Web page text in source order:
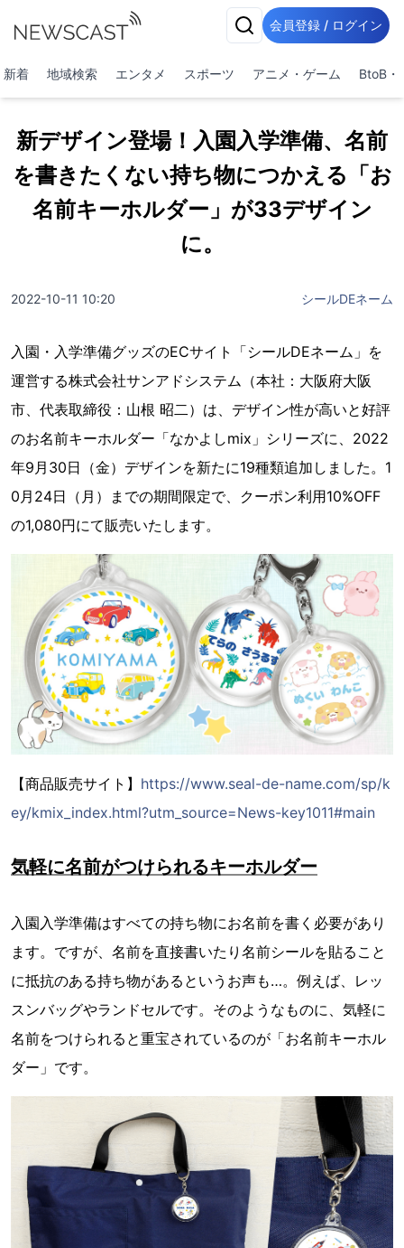
会員登録 / ログイン
新着 地域検索 エンタメ スポーツ アニメ・ゲーム BtoB・
新デザイン登場！入園入学準備、名前
を書きたくない持ち物につかえる「お
名前キーホルダー」が33デザイン
に。
2022-10-11 10:20 シールDEネーム
入園・入学準備グッズのECサイト「シールDEネーム」を
運営する株式会社サンアドシステム（本社：大阪府大阪
市、代表取締役：山根 昭二）は、デザイン性が高いと好評
のお名前キーホルダー「なかよしmix」シリーズに、2022
年9月30日（金）デザインを新たに19種類追加しました。1
0月24日（月）までの期間限定で、クーポン利用10%OFF
の1,080円にて販売いたします。
【商品販売サイト】 https://www.seal-de-name.com/sp/k
ey/kmix_index.html?utm_source=News-key1011#main
気軽に名前がつけられるキーホルダー
入園入学準備はすべての持ち物にお名前を書く必要があり
ます。ですが、名前を直接書いたり名前シールを貼ること
に抵抗のある持ち物があるというお声も…。例えば、レッ
スンバッグやランドセルです。そのようなものに、気軽に
名前をつけられると重宝されているのが「お名前キーホル
ダー」です。